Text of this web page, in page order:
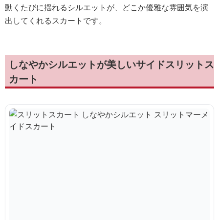
動くたびに揺れるシルエットが、どこか優雅な雰囲気を演
出してくれるスカートです。
しなやかシルエットが美しいサイドスリットス
カート